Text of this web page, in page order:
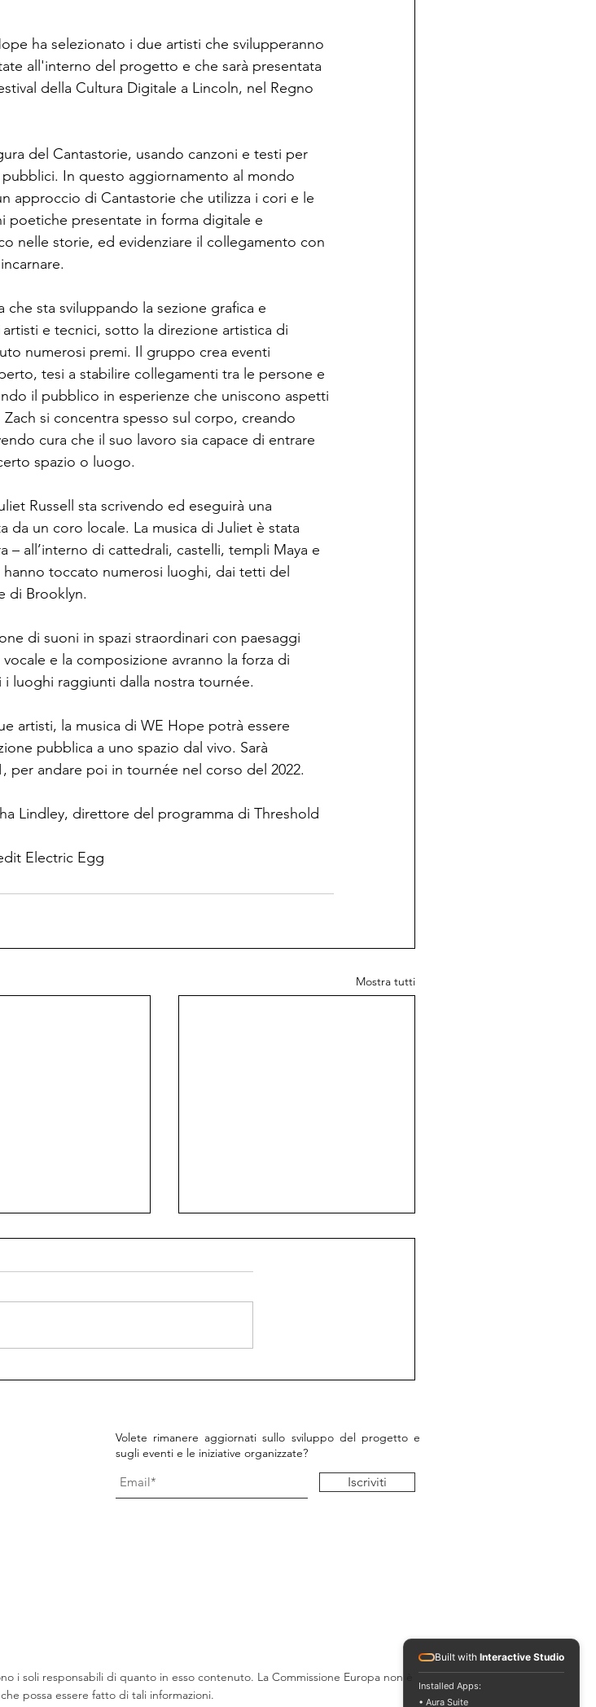
ha selezionato i due artisti che svilupperanno
all'interno del progetto e che sarà presentata
della Cultura Digitale a Lincoln, nel Regno
del Cantastorie, usando canzoni e testi per
In questo aggiornamento al mondo
approccio di Cantastorie che utilizza i cori e le
poetiche presentate in forma digitale e
nelle storie, ed evidenziare il collegamento con
che sta sviluppando la sezione grafica e
e tecnici, sotto la direzione artistica di
numerosi premi. Il gruppo crea eventi
tesi a stabilire collegamenti tra le persone e
il pubblico in esperienze che uniscono aspetti
si concentra spesso sul corpo, creando
cura che il suo lavoro sia capace di entrare
spazio o luogo.
Russell sta scrivendo ed eseguirà una
da un coro locale. La musica di Juliet è stata
– all’interno di cattedrali, castelli, templi Maya e
toccato numerosi luoghi, dai tetti del
di Brooklyn.
di suoni in spazi straordinari con paesaggi
e la composizione avranno la forza di
luoghi raggiunti dalla nostra tournée.
artisti, la musica di WE Hope potrà essere
pubblica a uno spazio dal vivo. Sarà
per andare poi in tournée nel corso del 2022.
Lindley, direttore del programma di Threshold
Electric Egg
Mostra tutti
Volete rimanere aggiornati sullo sviluppo del progetto e
sugli eventi e le iniziative organizzate?
Iscriviti
soli responsabili di quanto in esso contenuto. La Commissione Europa non è
possa essere fatto di tali informazioni.
Built with Interactive Studio
Installed Apps:
• Aura Suite